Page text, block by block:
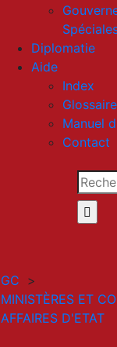
Diplomatie
Aide
Index
Glossaire
Manuel
Contact
GC >
MINISTÈRES ET
AFFAIRES D'ETAT